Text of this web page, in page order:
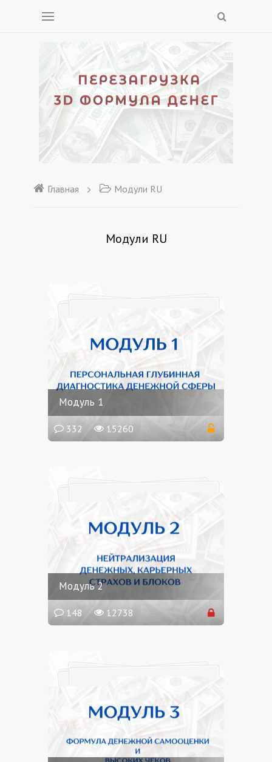
Главная Модули RU
Модули RU
Модуль 1
332 15260
Модуль 2
148 12738